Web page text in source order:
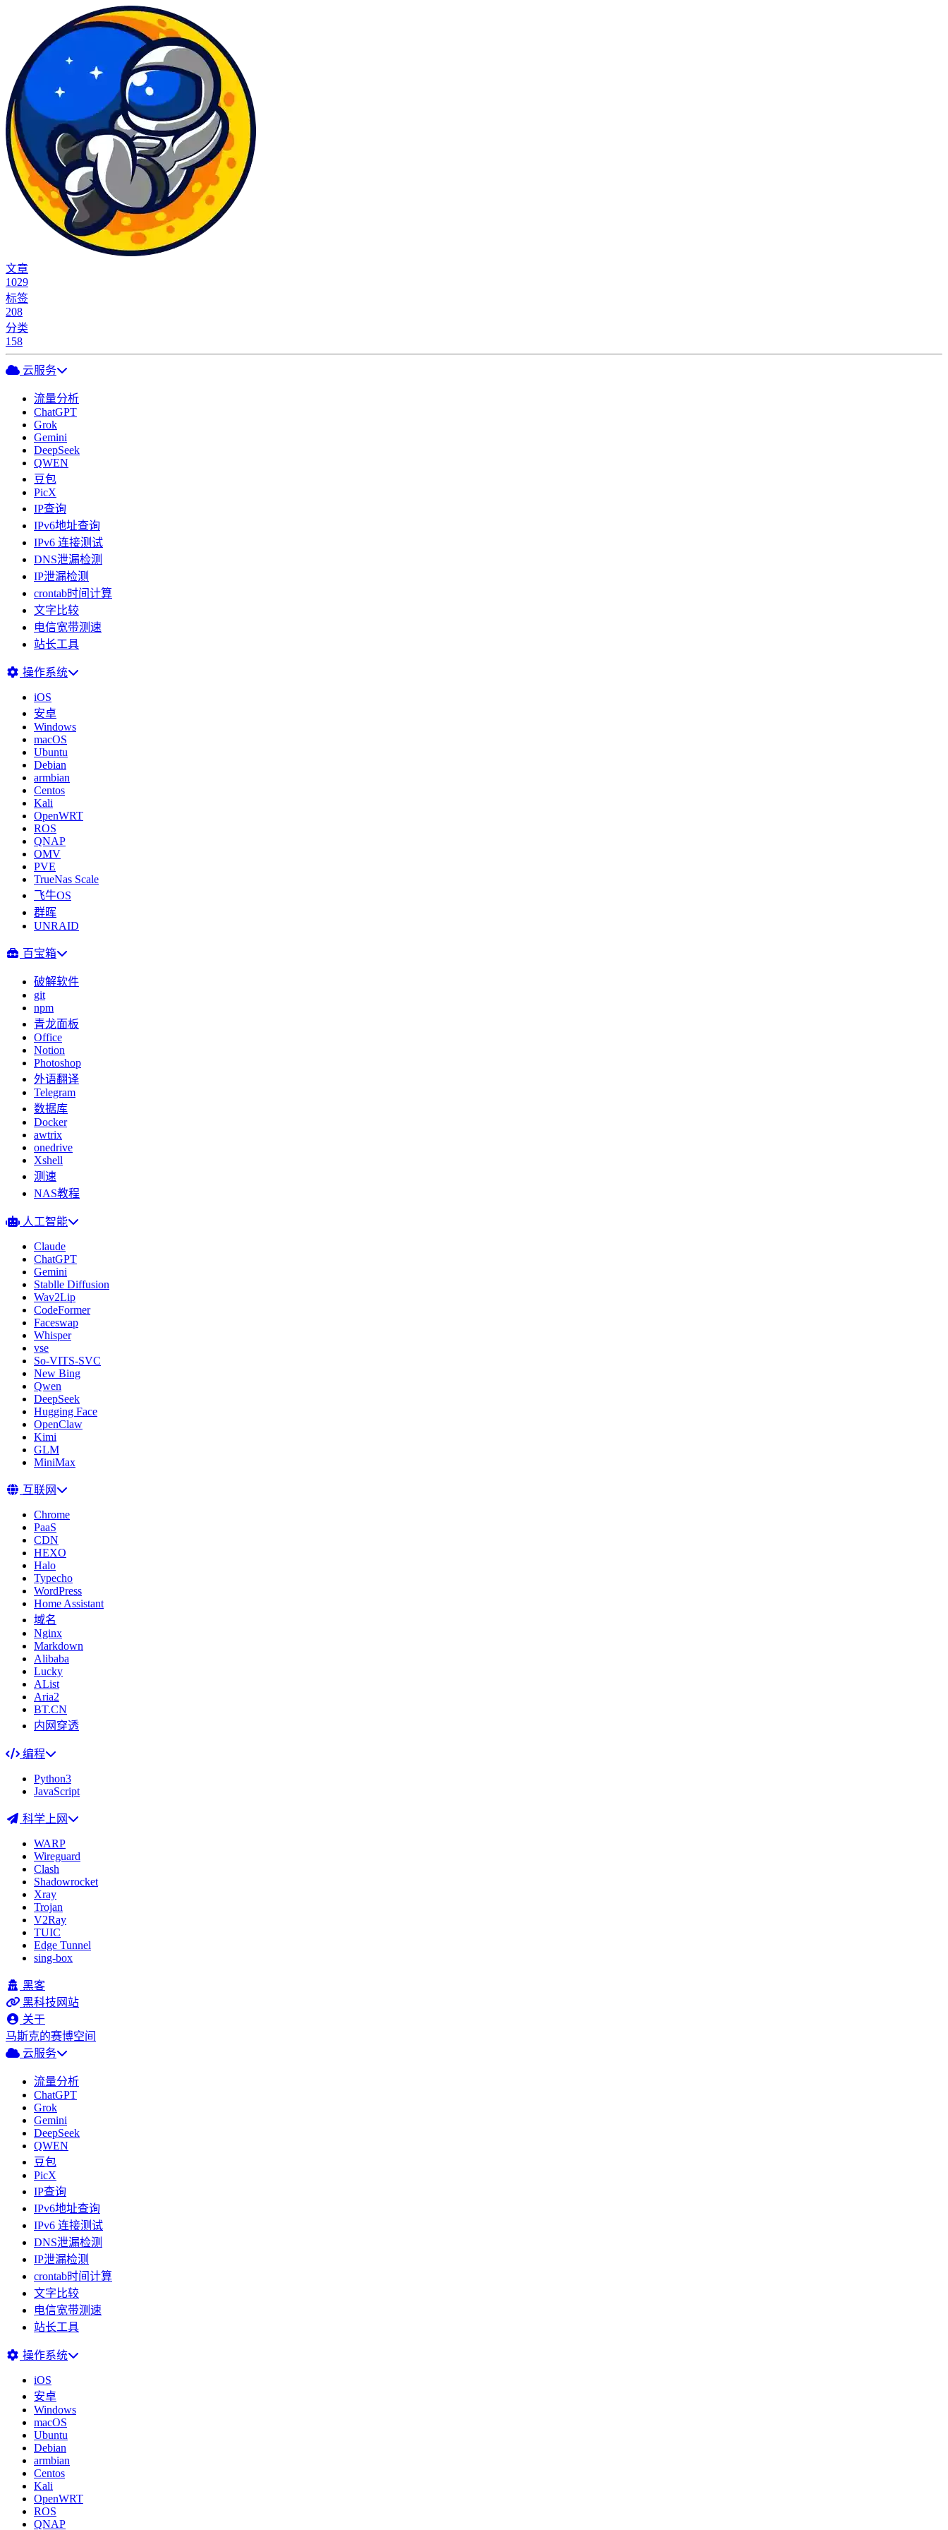
文章
1029
标签
208
分类
158
云服务
流量分析
ChatGPT
Grok
Gemini
DeepSeek
QWEN
豆包
PicX
IP查询
IPv6地址查询
IPv6 连接测试
DNS泄漏检测
IP泄漏检测
crontab时间计算
文字比较
电信宽带测速
站长工具
操作系统
iOS
安卓
Windows
macOS
Ubuntu
Debian
armbian
Centos
Kali
OpenWRT
ROS
QNAP
OMV
PVE
TrueNas Scale
飞牛OS
群晖
UNRAID
百宝箱
破解软件
git
npm
青龙面板
Office
Notion
Photoshop
外语翻译
Telegram
数据库
Docker
awtrix
onedrive
Xshell
测速
NAS教程
人工智能
Claude
ChatGPT
Gemini
Stablle Diffusion
Wav2Lip
CodeFormer
Faceswap
Whisper
vse
So-VITS-SVC
New Bing
Qwen
DeepSeek
Hugging Face
OpenClaw
Kimi
GLM
MiniMax
互联网
Chrome
PaaS
CDN
HEXO
Halo
Typecho
WordPress
Home Assistant
域名
Nginx
Markdown
Alibaba
Lucky
AList
Aria2
BT.CN
内网穿透
编程
Python3
JavaScript
科学上网
WARP
Wireguard
Clash
Shadowrocket
Xray
Trojan
V2Ray
TUIC
Edge Tunnel
sing-box
黑客
黑科技网站
关于
马斯克的赛博空间
云服务
流量分析
ChatGPT
Grok
Gemini
DeepSeek
QWEN
豆包
PicX
IP查询
IPv6地址查询
IPv6 连接测试
DNS泄漏检测
IP泄漏检测
crontab时间计算
文字比较
电信宽带测速
站长工具
操作系统
iOS
安卓
Windows
macOS
Ubuntu
Debian
armbian
Centos
Kali
OpenWRT
ROS
QNAP